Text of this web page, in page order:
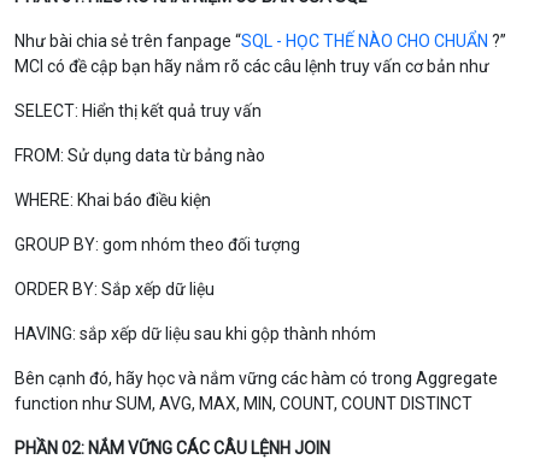
Như bài chia sẻ trên fanpage “SQL - HỌC THẾ NÀO CHO CHUẨN ?”
MCI có đề cập bạn hãy nắm rõ các câu lệnh truy vấn cơ bản như
SELECT: Hiển thị kết quả truy vấn
FROM: Sử dụng data từ bảng nào
WHERE: Khai báo điều kiện
GROUP BY: gom nhóm theo đối tượng
ORDER BY: Sắp xếp dữ liệu
HAVING: sắp xếp dữ liệu sau khi gộp thành nhóm
Bên cạnh đó, hãy học và nắm vững các hàm có trong Aggregate
function như SUM, AVG, MAX, MIN, COUNT, COUNT DISTINCT
PHẦN 02: NẮM VỮNG CÁC CÂU LỆNH JOIN